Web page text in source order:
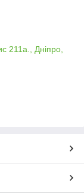
211а., Дніпро,